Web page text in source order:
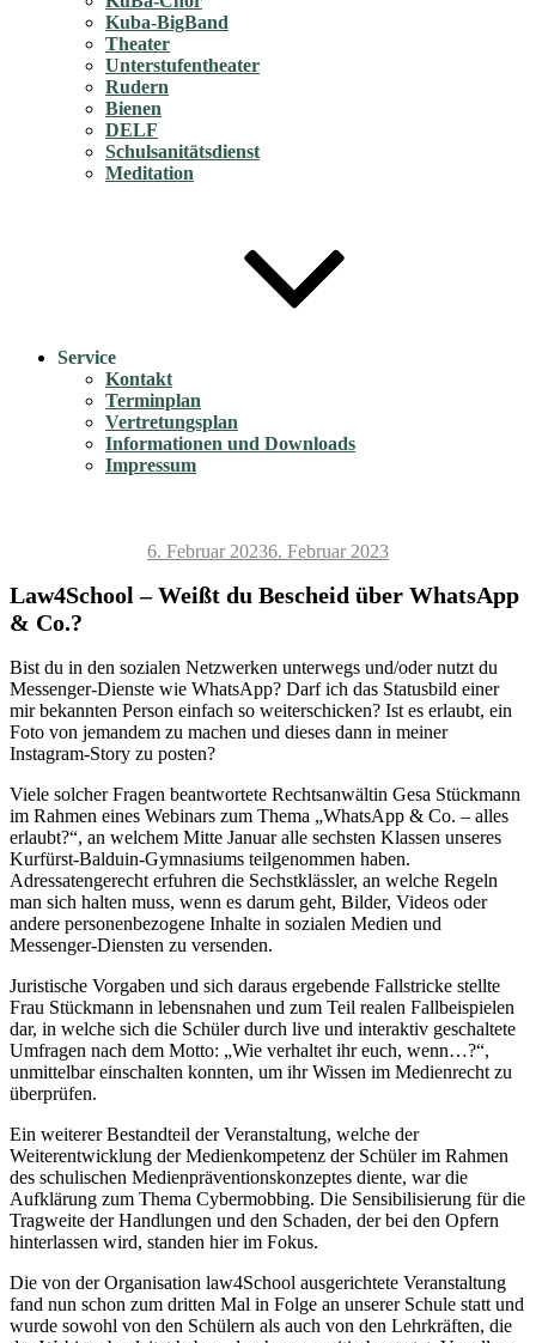
Kuba-BigBand
Theater
Unterstufentheater
Rudern
Bienen
DELF
Schulsanitätsdienst
Meditation
Service
Kontakt
Terminplan
Vertretungsplan
Informationen und Downloads
Impressum
Veröffentlicht
6. Februar 20236. Februar 2023
Law4School – Weißt du Bescheid über WhatsApp
& Co.?
Bist du in den sozialen Netzwerken unterwegs und/oder nutzt du
Messenger-Dienste wie WhatsApp? Darf ich das Statusbild einer
mir bekannten Person einfach so weiterschicken? Ist es erlaubt, ein
Foto von jemandem zu machen und dieses dann in meiner
Instagram-Story zu posten?
Viele solcher Fragen beantwortete Rechtsanwältin Gesa Stückmann
im Rahmen eines Webinars zum Thema „WhatsApp & Co. – alles
erlaubt?“, an welchem Mitte Januar alle sechsten Klassen unseres
Kurfürst-Balduin-Gymnasiums teilgenommen haben.
Adressatengerecht erfuhren die Sechstklässler, an welche Regeln
man sich halten muss, wenn es darum geht, Bilder, Videos oder
andere personenbezogene Inhalte in sozialen Medien und
Messenger-Diensten zu versenden.
Juristische Vorgaben und sich daraus ergebende Fallstricke stellte
Frau Stückmann in lebensnahen und zum Teil realen Fallbeispielen
dar, in welche sich die Schüler durch live und interaktiv geschaltete
Umfragen nach dem Motto: „Wie verhaltet ihr euch, wenn…?“,
unmittelbar einschalten konnten, um ihr Wissen im Medienrecht zu
überprüfen.
Ein weiterer Bestandteil der Veranstaltung, welche der
Weiterentwicklung der Medienkompetenz der Schüler im Rahmen
des schulischen Medienpräventionskonzeptes diente, war die
Aufklärung zum Thema Cybermobbing. Die Sensibilisierung für die
Tragweite der Handlungen und den Schaden, der bei den Opfern
hinterlassen wird, standen hier im Fokus.
Die von der Organisation law4School ausgerichtete Veranstaltung
fand nun schon zum dritten Mal in Folge an unserer Schule statt und
wurde sowohl von den Schülern als auch von den Lehrkräften, die